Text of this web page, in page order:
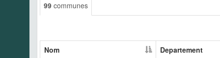
99 communes
Nom
Departement